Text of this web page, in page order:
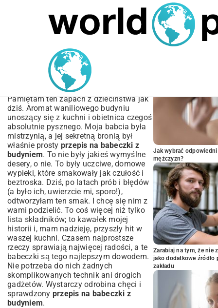
MARIUSZ ŁAMAGA 05.10.2025
Przepis na babeczki z
budyniem – Prosty i
Sprawdzony
Pamiętam ten zapach z dzieciństwa jak
dziś. Aromat waniliowego budyniu
unoszący się z kuchni i obietnica czegoś
absolutnie pysznego. Moja babcia była
mistrzynią, a jej sekretną bronią był
właśnie prosty przepis na babeczki z
budyniem. To nie były jakieś wymyślne
desery, o nie. To były uczciwe, domowe
wypieki, które smakowały jak czułość i
beztroska. Dziś, po latach prób i błędów
(a było ich, uwierzcie mi, sporo!),
odtworzyłam ten smak. I chcę się nim z
wami podzielić. To coś więcej niż tylko
lista składników; to kawałek mojej
historii i, mam nadzieję, przyszły hit w
waszej kuchni. Czasem najprostsze
rzeczy sprawiają najwięcej radości, a te
babeczki są tego najlepszym dowodem.
Nie potrzeba do nich żadnych
skomplikowanych technik ani drogich
gadżetów. Wystarczy odrobina chęci i
sprawdzony przepis na babeczki z
budyniem.
Jak wybrać
mężczyzn?
Zarabiaj na tym, że nie
jako dodatkowe
zakładu